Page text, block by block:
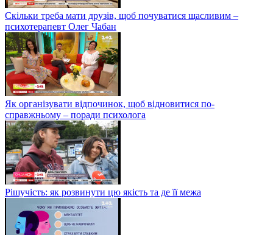
Скільки треба мати друзів, щоб почуватися щасливим –
психотерапевт Олег Чабан
Як організувати відпочинок, щоб відновитися по-
справжньому – поради психолога
Рішучість: як розвинути цю якість та де її межа